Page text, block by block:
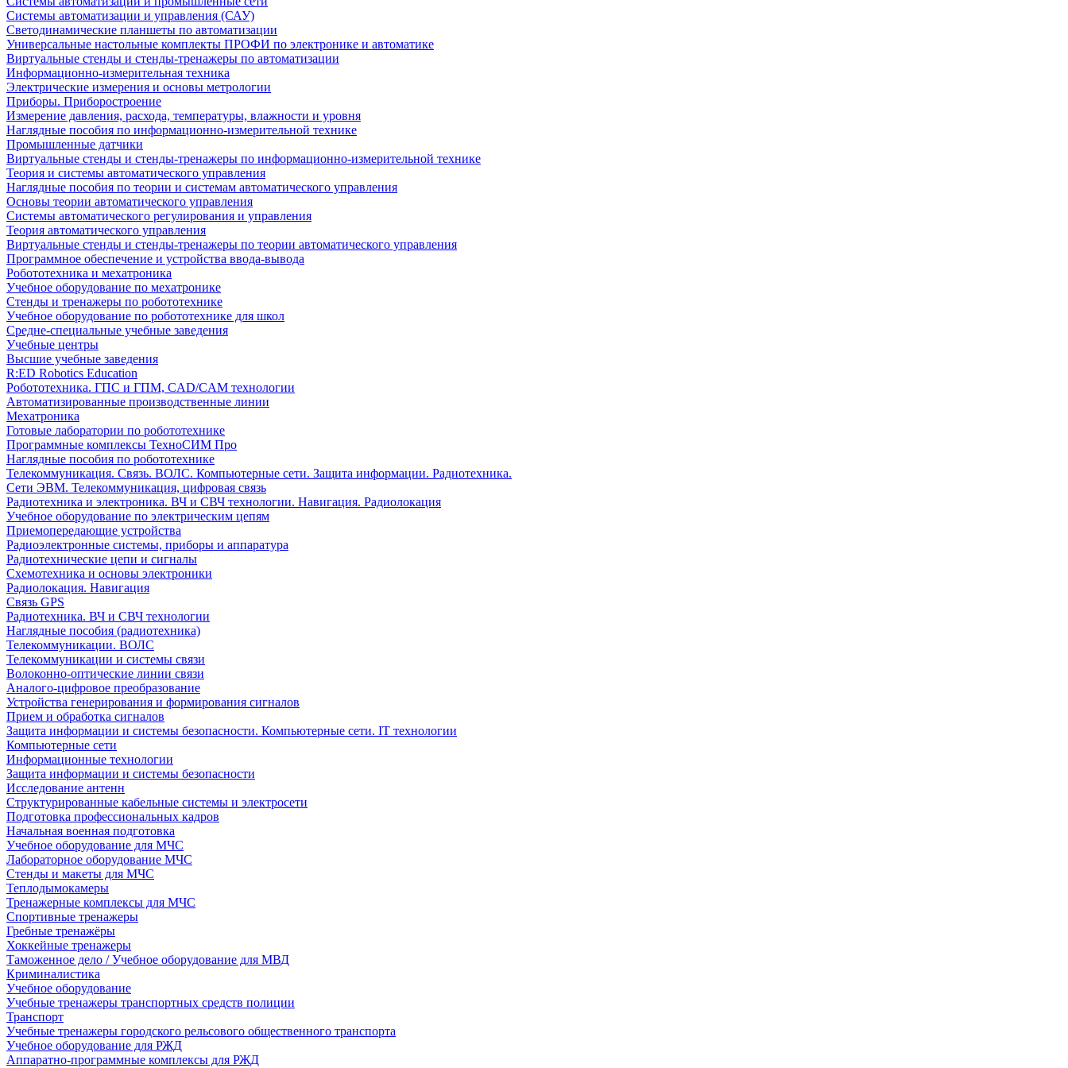
Системы автоматизации и управления (САУ)
Светодинамические планшеты по автоматизации
Универсальные настольные комплекты ПРОФИ по электронике и автоматике
Виртуальные стенды и стенды-тренажеры по автоматизации
Информационно-измерительная техника
Электрические измерения и основы метрологии
Приборы. Приборостроение
Измерение давления, расхода, температуры, влажности и уровня
Наглядные пособия по информационно-измерительной технике
Промышленные датчики
Виртуальные стенды и стенды-тренажеры по информационно-измерительной технике
Теория и системы автоматического управления
Наглядные пособия по теории и системам автоматического управления
Основы теории автоматического управления
Системы автоматического регулирования и управления
Теория автоматического управления
Виртуальные стенды и стенды-тренажеры по теории автоматического управления
Программное обеспечение и устройства ввода-вывода
Робототехника и мехатроника
Учебное оборудование по мехатронике
Стенды и тренажеры по робототехнике
Учебное оборудование по робототехнике для школ
Средне-специальные учебные заведения
Учебные центры
Высшие учебные заведения
R:ED Robotics Education
Робототехника. ГПС и ГПМ, CAD/CAM технологии
Автоматизированные производственные линии
Мехатроника
Готовые лаборатории по робототехнике
Программные комплексы ТехноСИМ Про
Наглядные пособия по робототехнике
Телекоммуникация. Связь. ВОЛС. Компьютерные сети. Защита информации. Радиотехника.
Сети ЭВМ. Телекоммуникация, цифровая связь
Радиотехника и электроника. ВЧ и СВЧ технологии. Навигация. Радиолокация
Учебное оборудование по электрическим цепям
Приемопередающие устройства
Радиоэлектронные системы, приборы и аппаратура
Радиотехнические цепи и сигналы
Схемотехника и основы электроники
Радиолокация. Навигация
Связь GPS
Радиотехника. ВЧ и СВЧ технологии
Наглядные пособия (радиотехника)
Телекоммуникации. ВОЛС
Телекоммуникации и системы связи
Волоконно-оптические линии связи
Аналого-цифровое преобразование
Устройства генерирования и формирования сигналов
Прием и обработка сигналов
Защита информации и системы безопасности. Компьютерные сети. IT технологии
Компьютерные сети
Информационные технологии
Защита информации и системы безопасности
Исследование антенн
Структурированные кабельные системы и электросети
Подготовка профессиональных кадров
Начальная военная подготовка
Учебное оборудование для МЧС
Лабораторное оборудование МЧС
Стенды и макеты для МЧС
Теплодымокамеры
Тренажерные комплексы для МЧС
Спортивные тренажеры
Гребные тренажёры
Хоккейные тренажеры
Таможенное дело / Учебное оборудование для МВД
Криминалистика
Учебное оборудование
Учебные тренажеры транспортных средств полиции
Транспорт
Учебные тренажеры городского рельсового общественного транспорта
Учебное оборудование для РЖД
Аппаратно-программные комплексы для РЖД